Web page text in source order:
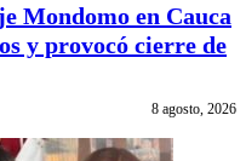
Mondomo en Cauca
y provocó cierre de
8 agosto, 2026